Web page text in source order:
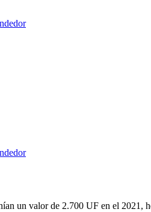
un valor de 2.700 UF en el 2021,